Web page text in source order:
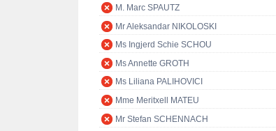
M. Marc SPAUTZ
Mr Aleksandar NIKOLOSKI
Ms Ingjerd Schie SCHOU
Ms Annette GROTH
Ms Liliana PALIHOVICI
Mme Meritxell MATEU
Mr Stefan SCHENNACH